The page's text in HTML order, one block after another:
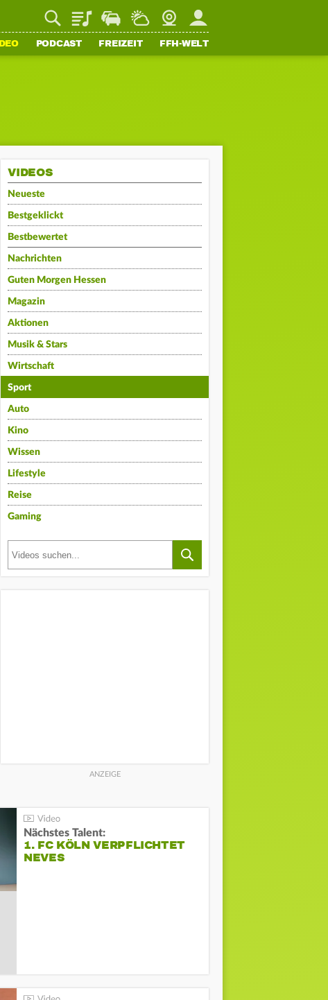
PlaylistStaupilotWetterWebcamMein FFH
PODCAST FREIZEIT FFH-WELT
VIDEOS
Neueste
Bestgeklickt
Bestbewertet
Nachrichten
Guten Morgen Hessen
Magazin
Aktionen
Musik & Stars
Wirtschaft
Sport
Auto
Kino
Wissen
Lifestyle
Reise
Gaming
Nächstes Talent:
1. FC KÖLN VERPFLICHTET
NEVES